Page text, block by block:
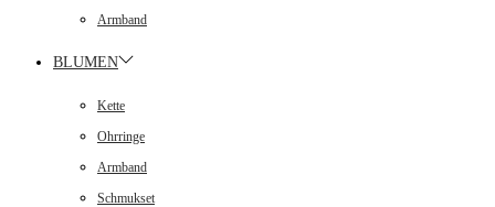
Armband
BLUMEN
Kette
Ohrringe
Armband
Schmukset